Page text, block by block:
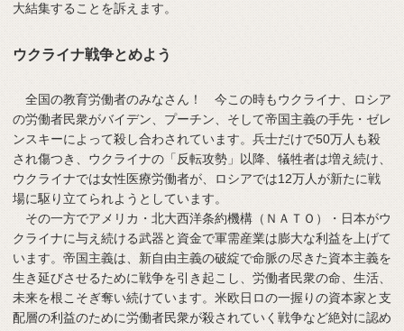
大結集することを訴えます。
ウクライナ戦争とめよう
全国の教育労働者のみなさん！ 今この時もウクライナ、ロシア
の労働者民衆がバイデン、プーチン、そして帝国主義の手先・ゼレ
ンスキーによって殺し合わされています。兵士だけで50万人も殺
され傷つき、ウクライナの「反転攻勢」以降、犠牲者は増え続け、
ウクライナでは女性医療労働者が、ロシアでは12万人が新たに戦
場に駆り立てられようとしています。
その一方でアメリカ・北大西洋条約機構（ＮＡＴＯ）・日本がウ
クライナに与え続ける武器と資金で軍需産業は膨大な利益を上げて
います。帝国主義は、新自由主義の破綻で命脈の尽きた資本主義を
生き延びさせるために戦争を引き起こし、労働者民衆の命、生活、
未来を根こそぎ奪い続けています。米欧日ロの一握りの資本家と支
配層の利益のために労働者民衆が殺されていく戦争など絶対に認め